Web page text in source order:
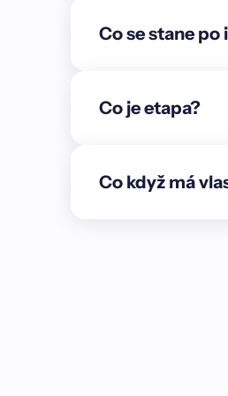
komunikace k
Jeden dům je téměř
domům jsou
14 dvoupodlažních
15 km západně od
středohořím. Centrum
vybavenost. V rámci
blízkosti vstupu do
Co se stane po
Co je etapa?
Co když má